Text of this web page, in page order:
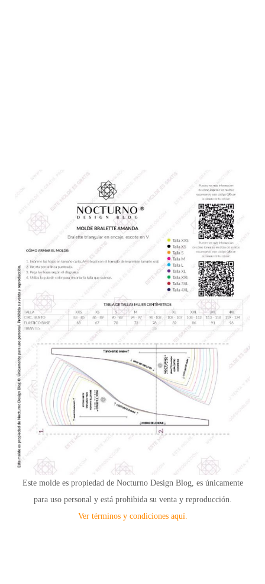
Este molde es propiedad de Nocturno Design Blog, es únicamente
para uso personal y está prohibida su venta y reproducción.
Ver términos y condiciones aquí.